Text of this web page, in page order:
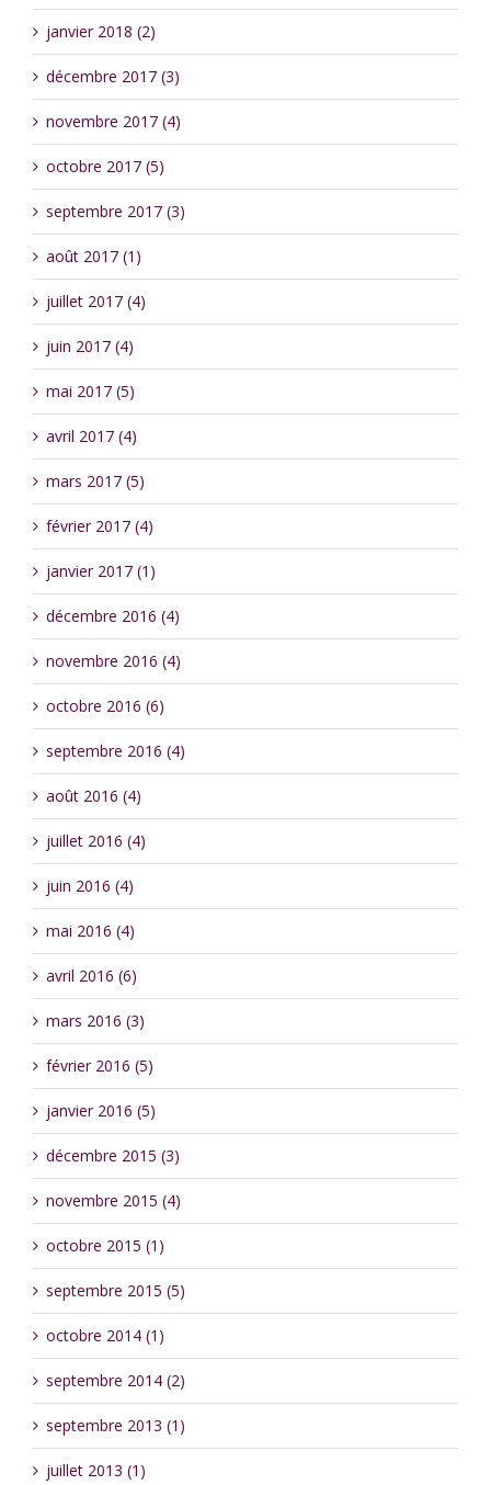
janvier 2018 (2)
décembre 2017 (3)
novembre 2017 (4)
octobre 2017 (5)
septembre 2017 (3)
août 2017 (1)
juillet 2017 (4)
juin 2017 (4)
mai 2017 (5)
avril 2017 (4)
mars 2017 (5)
février 2017 (4)
janvier 2017 (1)
décembre 2016 (4)
novembre 2016 (4)
octobre 2016 (6)
septembre 2016 (4)
août 2016 (4)
juillet 2016 (4)
juin 2016 (4)
mai 2016 (4)
avril 2016 (6)
mars 2016 (3)
février 2016 (5)
janvier 2016 (5)
décembre 2015 (3)
novembre 2015 (4)
octobre 2015 (1)
septembre 2015 (5)
octobre 2014 (1)
septembre 2014 (2)
septembre 2013 (1)
juillet 2013 (1)